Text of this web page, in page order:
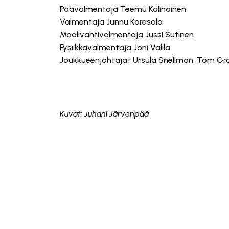
Päävalmentaja Teemu Kalinainen
Valmentaja Junnu Karesola
Maalivahtivalmentaja Jussi Sutinen
Fysiikkavalmentaja Joni Välilä
Joukkueenjohtajat Ursula Snellman, Tom
Kuvat: Juhani Järvenpää